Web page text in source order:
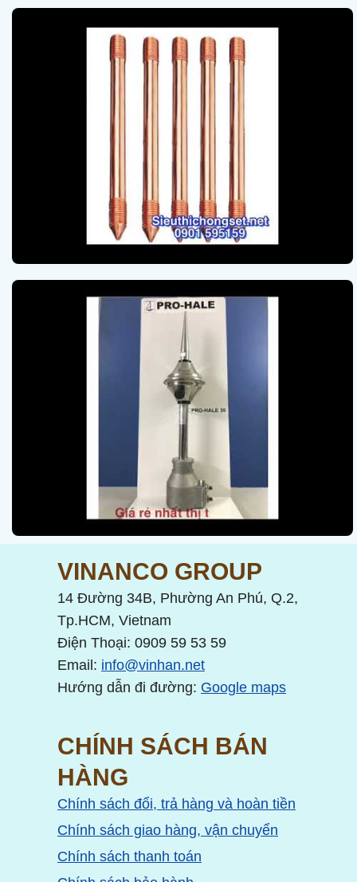
VINANCO GROUP
14 Đường 34B, Phường An Phú, Q.2,
Tp.HCM, Vietnam
Điện Thoại: 0909 59 53 59
Email: info@vinhan.net
Hướng dẫn đi đường: Google maps
CHÍNH SÁCH BÁN
HÀNG
Chính sách đổi, trả hàng và hoàn tiền
Chính sách giao hàng, vận chuyển
Chính sách thanh toán